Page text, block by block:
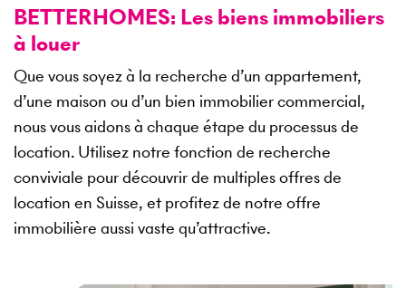
BETTERHOMES: Les biens immobiliers
à louer
Que vous soyez à la recherche d’un appartement,
d’une maison ou d’un bien immobilier commercial,
nous vous aidons à chaque étape du processus de
location. Utilisez notre fonction de recherche
conviviale pour découvrir de multiples offres de
location en Suisse, et profitez de notre offre
immobilière aussi vaste qu’attractive.